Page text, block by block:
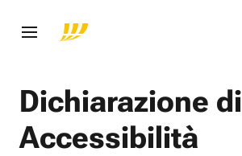
Dichiarazione di
Accessibilità